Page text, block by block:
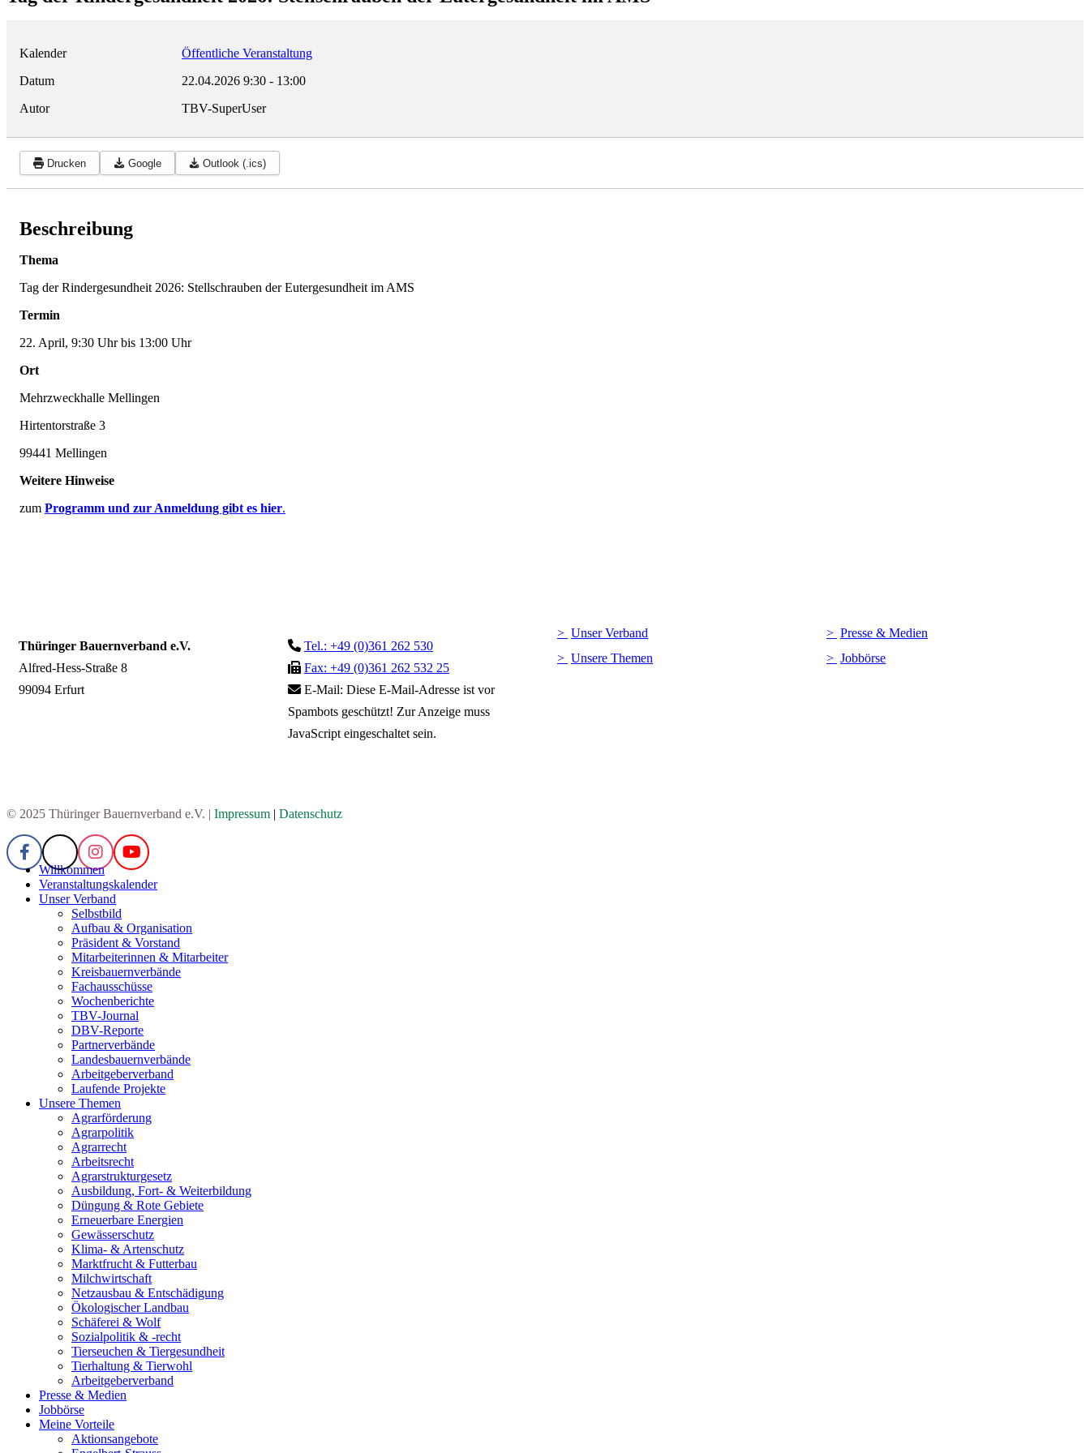
Kalender
Öffentliche Veranstaltung
Datum
22.04.2026 9:30 - 13:00
Autor
TBV-SuperUser
Drucken Google Outlook (.ics)
Beschreibung
Thema
Tag der Rindergesundheit 2026: Stellschrauben der Eutergesundheit im AMS
Termin
22. April, 9:30 Uhr bis 13:00 Uhr
Ort
Mehrzweckhalle Mellingen
Hirtentorstraße 3
99441 Mellingen
Weitere Hinweise
zum Programm und zur Anmeldung gibt es hier.
Thüringer Bauernverband e.V.
Alfred-Hess-Straße 8
99094 Erfurt
Tel.: +49 (0)361 262 530
Fax: +49 (0)361 262 532 25
E-Mail: Diese E-Mail-Adresse ist vor
Spambots geschützt! Zur Anzeige muss
JavaScript eingeschaltet sein.
Unser Verband
Unsere Themen
Presse & Medien
Jobbörse
© 2025 Thüringer Bauernverband e.V. | Impressum | Datenschutz
Willkommen
Veranstaltungskalender
Unser Verband
Selbstbild
Aufbau & Organisation
Präsident & Vorstand
Mitarbeiterinnen & Mitarbeiter
Kreisbauernverbände
Fachausschüsse
Wochenberichte
TBV-Journal
DBV-Reporte
Partnerverbände
Landesbauernverbände
Arbeitgeberverband
Laufende Projekte
Unsere Themen
Agrarförderung
Agrarpolitik
Agrarrecht
Arbeitsrecht
Agrarstrukturgesetz
Ausbildung, Fort- & Weiterbildung
Düngung & Rote Gebiete
Erneuerbare Energien
Gewässerschutz
Klima- & Artenschutz
Marktfrucht & Futterbau
Milchwirtschaft
Netzausbau & Entschädigung
Ökologischer Landbau
Schäferei & Wolf
Sozialpolitik & -recht
Tierseuchen & Tiergesundheit
Tierhaltung & Tierwohl
Arbeitgeberverband
Presse & Medien
Jobbörse
Meine Vorteile
Aktionsangebote